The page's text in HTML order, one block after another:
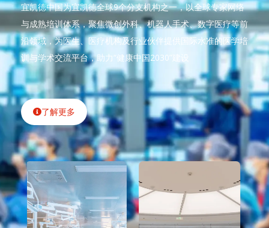
宜凯德中国为宜凯德全球9个分支机构之一，以全球专家网络
与成熟培训体系，聚焦微创外科、机器人手术、数字医疗等前
沿领域，为医生、医疗机构及行业伙伴提供国际水准的医学培
训与学术交流平台，助力“健康中国2030”建设
了解更多